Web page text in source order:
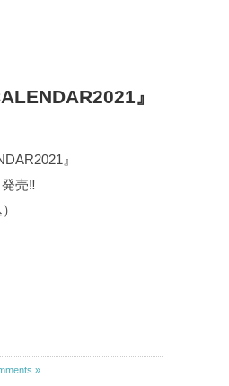
』
』
売‼︎
»